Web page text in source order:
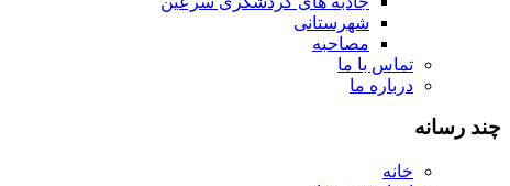
شهرستانی
مصاحبه
تماس با ما
درباره ما
چند رسانه
خانه